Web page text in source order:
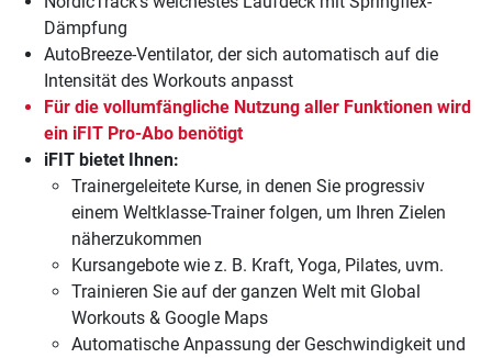
Dämpfung
AutoBreeze-Ventilator, der sich automatisch auf die
Intensität des Workouts anpasst
Für die vollumfängliche Nutzung aller Funktionen wird
ein iFIT Pro-Abo benötigt
iFIT bietet Ihnen:
Trainergeleitete Kurse, in denen Sie progressiv
einem Weltklasse-Trainer folgen, um Ihren Zielen
näherzukommen
Kursangebote wie z. B. Kraft, Yoga, Pilates, uvm.
Trainieren Sie auf der ganzen Welt mit Global
Workouts & Google Maps
Automatische Anpassung der Geschwindigkeit und